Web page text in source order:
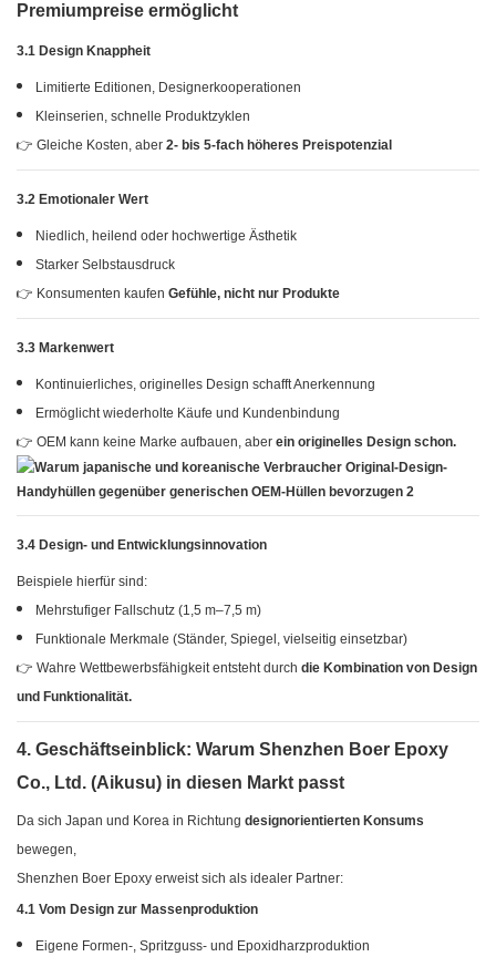
Premiumpreise ermöglicht
3.1 Design Knappheit
Limitierte Editionen, Designerkooperationen
Kleinserien, schnelle Produktzyklen
👉 Gleiche Kosten, aber 2- bis 5-fach höheres Preispotenzial
3.2 Emotionaler Wert
Niedlich, heilend oder hochwertige Ästhetik
Starker Selbstausdruck
👉 Konsumenten kaufen Gefühle, nicht nur Produkte
3.3 Markenwert
Kontinuierliches, originelles Design schafft Anerkennung
Ermöglicht wiederholte Käufe und Kundenbindung
👉 OEM kann keine Marke aufbauen, aber ein originelles Design schon.
3.4 Design- und Entwicklungsinnovation
Beispiele hierfür sind:
Mehrstufiger Fallschutz (1,5 m–7,5 m)
Funktionale Merkmale (Ständer, Spiegel, vielseitig einsetzbar)
👉 Wahre Wettbewerbsfähigkeit entsteht durch die Kombination von Design
und Funktionalität.
4. Geschäftseinblick: Warum Shenzhen Boer Epoxy
Co., Ltd. (Aikusu) in diesen Markt passt
Da sich Japan und Korea in Richtung designorientierten Konsums
bewegen,
Shenzhen Boer Epoxy erweist sich als idealer Partner:
4.1 Vom Design zur Massenproduktion
Eigene Formen-, Spritzguss- und Epoxidharzproduktion